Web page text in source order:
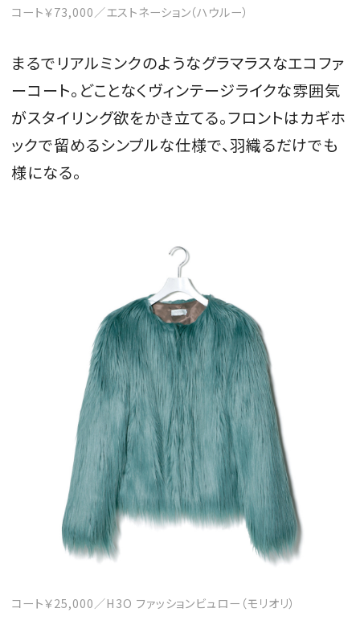
コート￥73,000／エストネーション（ハウルー）
まるでリアルミンクのようなグラマラスなエコファ
ーコート。どことなくヴィンテージライクな雰囲気
がスタイリング欲をかき立てる。フロントはカギホ
ックで留めるシンプルな仕様で、羽織るだけでも
様になる。
コート￥25,000／H3O ファッションビュロー（モリオリ）